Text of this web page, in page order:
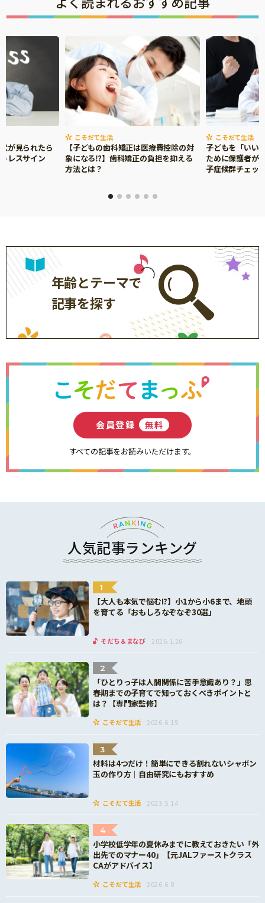
が見られたら
レスサイン
こそだて生活
【子どもの歯科矯正は医療費控除の対
象になる⁉】歯科矯正の負担を抑える
方法とは？
こそだて生活
子どもを「いい
ために保護者が
子症候群チェッ
年齢とテーマで
記事を探す
会員登録 無料
すべての記事をお読みいただけます。
人気記事ランキング
1
【大人も本気で悩む!?】小1から小6まで、地頭
を育てる「おもしろなぞなぞ30選」
そだち＆まなび 2026.1.26
2
「ひとりっ子は人間関係に苦手意識あり？」思
春期までの子育てで知っておくべきポイントと
は？【専門家監修】
こそだて生活 2026.6.15
3
材料は4つだけ！簡単にできる割れないシャボン
玉の作り方｜自由研究にもおすすめ
こそだて生活 2023.5.14
4
小学校低学年の夏休みまでに教えておきたい「外
出先でのマナー40」【元JALファーストクラス
CAがアドバイス】
こそだて生活 2026.6.8